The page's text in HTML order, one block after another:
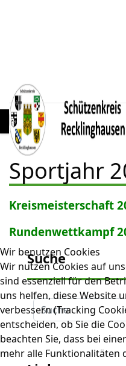
Sportjahr
Kreismeisterschaft
Rundenwettkampf
Suche
Suche
Wir benutzen Cookies
Wir nutzen Cookies auf
sind essenziell für den
uns helfen, diese Website
verbessern (Tracking
entscheiden, ob Sie die
beachten Sie, dass bei
mehr alle Funktionalitäten